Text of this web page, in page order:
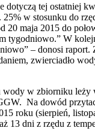
dotyczą tej ostatniej
25% w stosunku do
20 maja 2015 do
tygodniowo.” W
– donosi raport.
zwierciadło
w zbiorniku leży
Na dowód
roku (sierpień,
13 dni z rzędu z